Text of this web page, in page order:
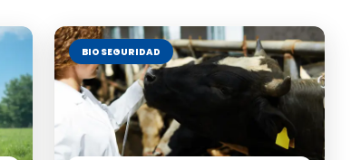
BIOSEGURIDAD